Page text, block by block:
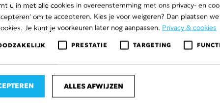
aanvraag door het
eigen planning. Zo
laadplekken zoveel
de openbare ruimte
Projectspecificatie
Opdracht:
u in met alle cookies in overeenstemming met ons privacy- en
om te accepteren. Kies je voor weigeren? Dan plaatsen
Je kunt je voorkeuren later nog aanpassen. Privacy & cookies
PRESTATIE TARGETING
ALLES AFWIJZEN